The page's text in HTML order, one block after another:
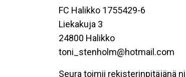
FC Halikko 1755429-6
Liekakuja 3
24800 Halikko
toni_stenholm@hotmail.com
Seura toimii rekisterinpitäjänä